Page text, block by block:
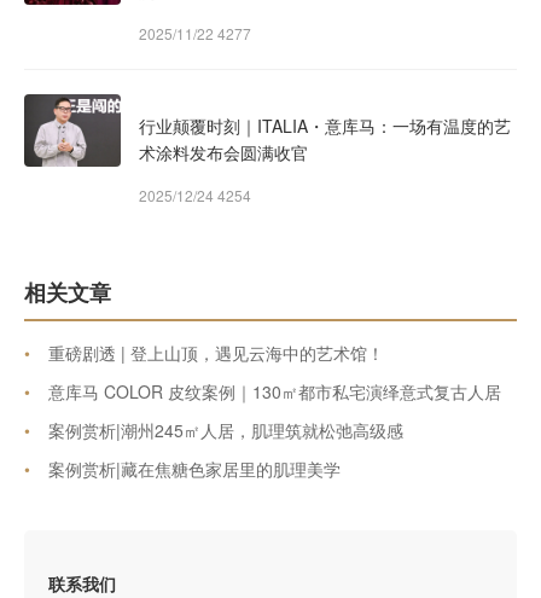
2025/11/22 4277
行业颠覆时刻｜ITALIA・意库马：一场有温度的艺
术涂料发布会圆满收官
2025/12/24 4254
相关文章
•
重磅剧透 | 登上山顶，遇见云海中的艺术馆！
•
意库马 COLOR 皮纹案例｜130㎡都市私宅演绎意式复古人居
•
案例赏析|潮州245㎡人居，肌理筑就松弛高级感
•
案例赏析|藏在焦糖色家居里的肌理美学
联系我们